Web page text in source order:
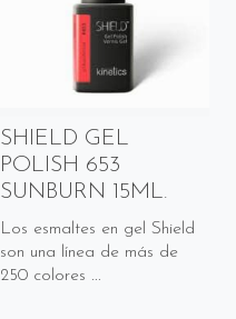
SHIELD GEL
POLISH 653
SUNBURN 15ML.
Los esmaltes en gel Shield
son una línea de más de
250 colores ...